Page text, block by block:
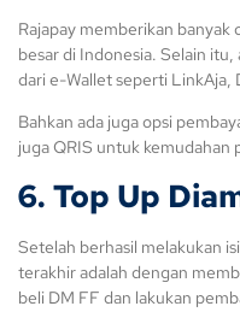
Rajapay memberikan banyak
besar di Indonesia. Selain
dari e-Wallet seperti LinkAja,
Bahkan ada juga opsi
juga QRIS untuk kemudahan
6. Top Up
Setelah berhasil melakukan
terakhir adalah dengan
beli DM FF dan lakukan